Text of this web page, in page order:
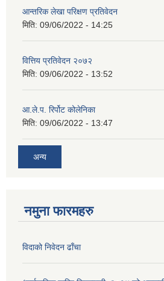
आन्तरिक लेखा परिक्षण प्रतिवेदन
मिति: 09/06/2022 - 14:25
वित्तिय प्रतिवेदन २०७२
मिति: 09/06/2022 - 13:52
आ.ले.प. रिर्पोट कोलेनिका
मिति: 09/06/2022 - 13:47
अन्य
नमुना फारमहरु
विदाको निवेदन ढाँचा